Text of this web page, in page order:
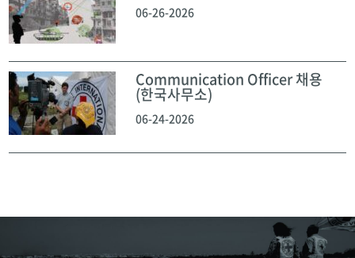
06-26-2026
Communication Officer 채용
(한국사무소)
06-24-2026